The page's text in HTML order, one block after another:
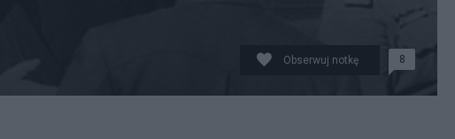
Obserwuj notkę 8